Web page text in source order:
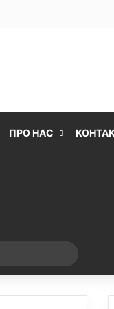
ПРО НАС